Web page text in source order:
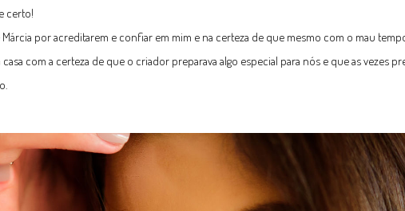
certo!
Márcia por acreditarem e confiar em mim e na certeza de que mesmo com o mau
casa com a certeza de que o criador preparava algo especial para nós e que as vezes